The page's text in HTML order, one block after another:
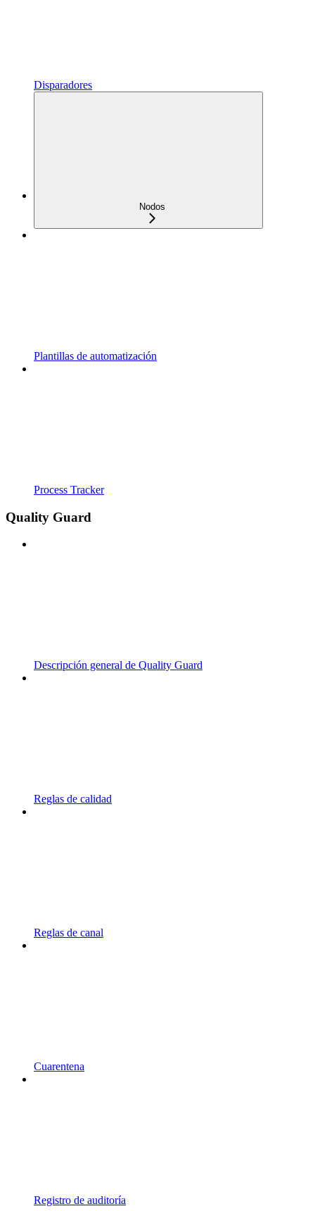
Disparadores
Nodos
Plantillas de automatización
Process Tracker
Quality Guard
Descripción general de Quality Guard
Reglas de calidad
Reglas de canal
Cuarentena
Registro de auditoría